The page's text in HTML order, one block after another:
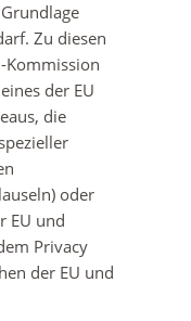
Zu diesen
Kommission
der EU
die
oder
EU und
Privacy
der EU und